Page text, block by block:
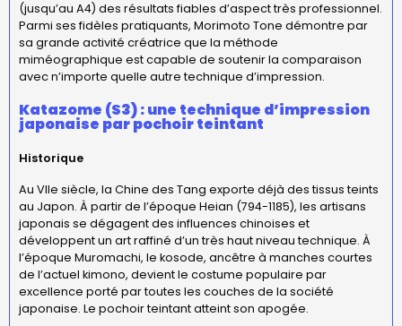
(jusqu’au A4) des résultats fiables d’aspect très professionnel.
Parmi ses fidèles pratiquants, Morimoto Tone démontre par
sa grande activité créatrice que la méthode
miméographique est capable de soutenir la comparaison
avec n’importe quelle autre technique d’impression.
Katazome (S3) : une technique d’impression
japonaise par pochoir teintant
Historique
Au VIIe siècle, la Chine des Tang exporte déjà des tissus teints
au Japon. À partir de l’époque Heian (794-1185), les artisans
japonais se dégagent des influences chinoises et
développent un art raffiné d’un très haut niveau technique. À
l’époque Muromachi, le kosode, ancêtre à manches courtes
de l’actuel kimono, devient le costume populaire par
excellence porté par toutes les couches de la société
japonaise. Le pochoir teintant atteint son apogée.